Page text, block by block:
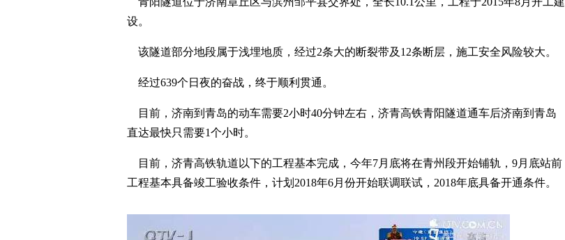
设。
该隧道部分地段属于浅埋地质，经过2条大的断裂带及12条断层，施工安全风险较大。
经过639个日夜的奋战，终于顺利贯通。
目前，济南到青岛的动车需要2小时40分钟左右，济青高铁青阳隧道通车后济南到青岛
直达最快只需要1个小时。
目前，济青高铁轨道以下的工程基本完成，今年7月底将在青州段开始铺轨，9月底站前
工程基本具备竣工验收条件，计划2018年6月份开始联调联试，2018年底具备开通条件。